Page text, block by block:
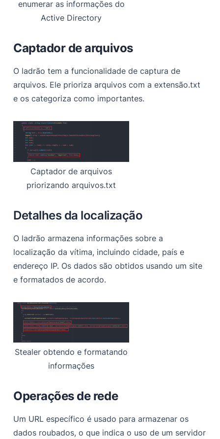
enumerar as informações do
Active Directory
Captador de arquivos
O ladrão tem a funcionalidade de captura de
arquivos. Ele prioriza arquivos com a extensão.txt
e os categoriza como importantes.
Captador de arquivos
priorizando arquivos.txt
Detalhes da localização
O ladrão armazena informações sobre a
localização da vítima, incluindo cidade, país e
endereço IP. Os dados são obtidos usando um site
e formatados de acordo.
Stealer obtendo e formatando
informações
Operações de rede
Um URL específico é usado para armazenar os
dados roubados, o que indica o uso de um servidor